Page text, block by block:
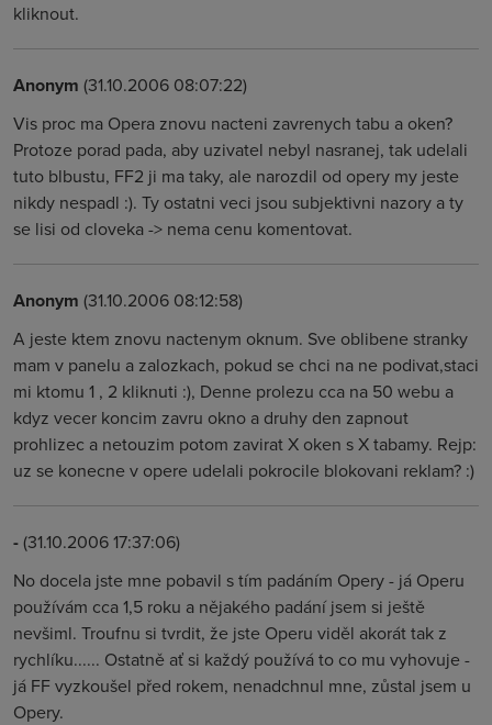
kliknout.
Anonym (31.10.2006 08:07:22)
Vis proc ma Opera znovu nacteni zavrenych tabu a oken?
Protoze porad pada, aby uzivatel nebyl nasranej, tak udelali
tuto blbustu, FF2 ji ma taky, ale narozdil od opery my jeste
nikdy nespadl :). Ty ostatni veci jsou subjektivni nazory a ty
se lisi od cloveka -> nema cenu komentovat.
Anonym (31.10.2006 08:12:58)
A jeste ktem znovu nactenym oknum. Sve oblibene stranky
mam v panelu a zalozkach, pokud se chci na ne podivat,staci
mi ktomu 1 , 2 kliknuti :), Denne prolezu cca na 50 webu a
kdyz vecer koncim zavru okno a druhy den zapnout
prohlizec a netouzim potom zavirat X oken s X tabamy. Rejp:
uz se konecne v opere udelali pokrocile blokovani reklam? :)
-(31.10.2006 17:37:06)
No docela jste mne pobavil s tím padáním Opery - já Operu
používám cca 1,5 roku a nějakého padání jsem si ještě
nevšiml. Troufnu si tvrdit, že jste Operu viděl akorát tak z
rychlíku...... Ostatně ať si každý používá to co mu vyhovuje -
já FF vyzkoušel před rokem, nenadchnul mne, zůstal jsem u
Opery.